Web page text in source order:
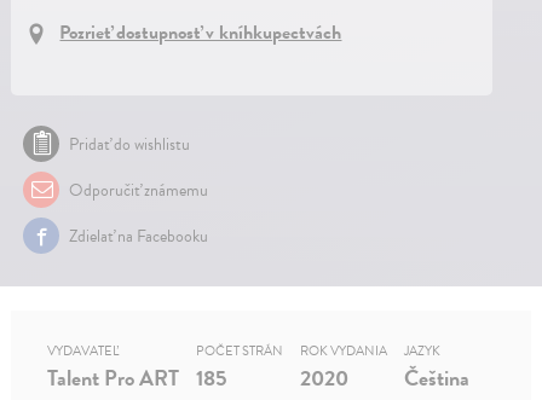
Pozrieť dostupnosť v kníhkupectvách
Pridať do wishlistu
Odporučiť známemu
Zdielať na Facebooku
VYDAVATEĽ
Talent Pro ART
POČET STRÁN
185
ROK VYDANIA
2020
JAZYK
Čeština